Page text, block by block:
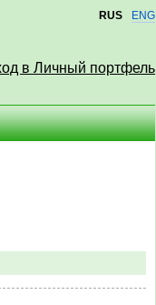
RUS ENG
в Личный портфель